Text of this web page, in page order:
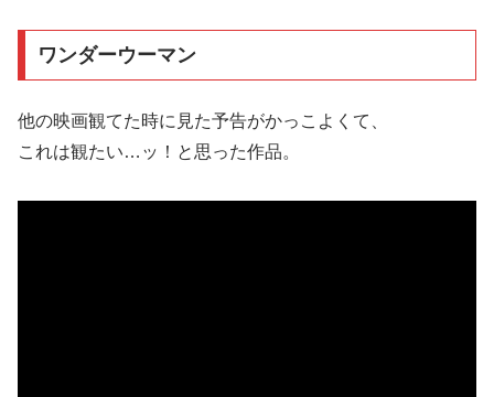
ワンダーウーマン
他の映画観てた時に見た予告がかっこよくて、
これは観たい…ッ！と思った作品。